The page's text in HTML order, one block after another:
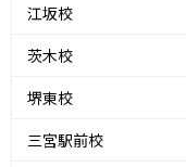
江坂校
茨木校
堺東校
三宮駅前校